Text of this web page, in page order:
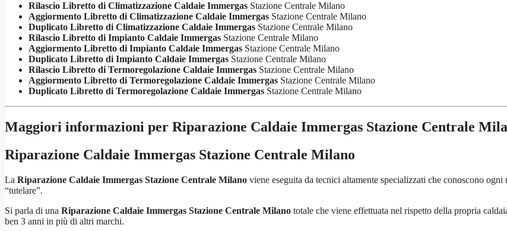
Rilascio Libretto di Climatizzazione Caldaie Immergas Stazione Centrale Milano
Aggiormento Libretto di Climatizzazione Caldaie Immergas Stazione Centrale Milano
Duplicato Libretto di Climatizzazione Caldaie Immergas Stazione Centrale Milano
Rilascio Libretto di Impianto Caldaie Immergas Stazione Centrale Milano
Aggiormento Libretto di Impianto Caldaie Immergas Stazione Centrale Milano
Duplicato Libretto di Impianto Caldaie Immergas Stazione Centrale Milano
Rilascio Libretto di Termoregolazione Caldaie Immergas Stazione Centrale Milano
Aggiormento Libretto di Termoregolazione Caldaie Immergas Stazione Centrale Milano
Duplicato Libretto di Termoregolazione Caldaie Immergas Stazione Centrale Milano
Maggiori informazioni per Riparazione Caldaie Immergas Stazione Centrale
Riparazione Caldaie Immergas Stazione Centrale Milano
La Riparazione Caldaie Immergas Stazione Centrale Milano viene eseguita da tecnici altamente specializzati che conoscono
“tutelare”.
Si parla di una Riparazione Caldaie Immergas Stazione Centrale Milano totale che viene effettuata nel rispetto della propria
ben 3 anni in più di altri marchi.